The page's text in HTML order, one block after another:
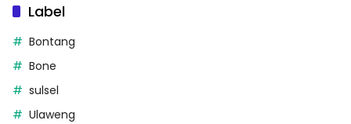
Label
Bontang
Bone
sulsel
Ulaweng